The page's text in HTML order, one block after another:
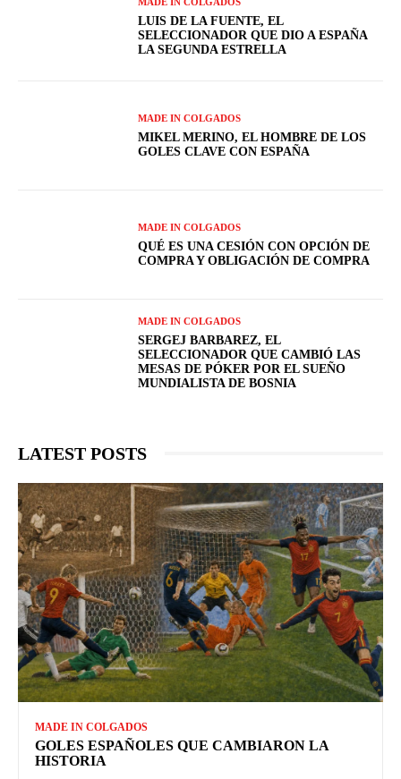
LUIS DE LA FUENTE, EL
SELECCIONADOR QUE DIO A ESPAÑA
LA SEGUNDA ESTRELLA
MADE IN COLGADOS
MIKEL MERINO, EL HOMBRE DE LOS
GOLES CLAVE CON ESPAÑA
MADE IN COLGADOS
QUÉ ES UNA CESIÓN CON OPCIÓN DE
COMPRA Y OBLIGACIÓN DE COMPRA
MADE IN COLGADOS
SERGEJ BARBAREZ, EL
SELECCIONADOR QUE CAMBIÓ LAS
MESAS DE PÓKER POR EL SUEÑO
MUNDIALISTA DE BOSNIA
LATEST POSTS
MADE IN COLGADOS
GOLES ESPAÑOLES QUE CAMBIARON LA
HISTORIA